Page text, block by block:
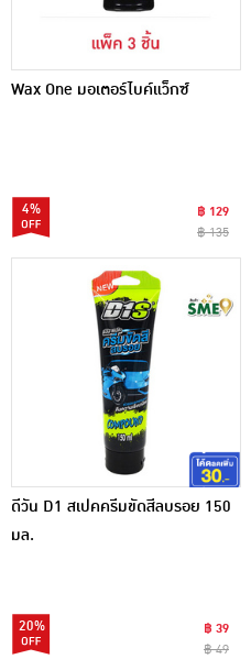
Wax One มอเตอร์ไบค์แว็กซ์
4%
฿ 129
฿ 135
ดีวัน D1 สเปคครีมขัดสีลบรอย 150
มล.
20%
฿ 39
฿ 49